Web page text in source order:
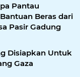
Pantau
Beras dari
Pasir Gadung
Disiapkan Untuk
Gaza